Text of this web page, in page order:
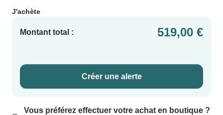
J'achète
Montant total : 519,00 €
Créer une alerte
Vous préférez effectuer votre achat en boutique ?